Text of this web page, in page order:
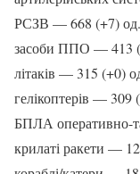
РСЗВ — 668 (+7)
засоби ППО — 413
літаків — 315 (+0)
гелікоптерів — 309
БПЛА оперативно-
крилаті ракети —